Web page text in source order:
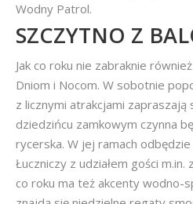
Wodny Patrol.
SZCZYTNO Z
Jak co roku nie zabraknie
Dniom i Nocom. W sobotnie
z licznymi atrakcjami zapraszają
dziedzińcu zamkowym czynna
rycerska. W jej ramach
Łuczniczy z udziałem gości m.in.
co roku ma też akcenty wodno-